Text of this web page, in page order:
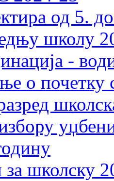
од 5.
школу
-
о почетку
школску